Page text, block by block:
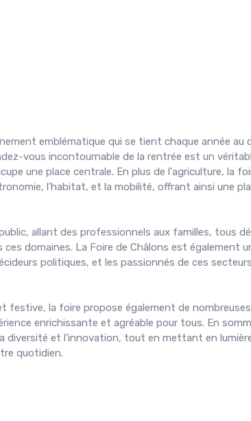
emblématique qui se tient chaque année au
vous incontournable de la rentrée est un
une place centrale. En plus de l'agriculture, la
l'habitat, et la mobilité, offrant ainsi une
allant des professionnels aux familles, tous
domaines. La Foire de Châlons est également
politiques, et les passionnés de ces
festive, la foire propose également de
enrichissante et agréable pour tous. En
diversité et l'innovation, tout en mettant en
quotidien.